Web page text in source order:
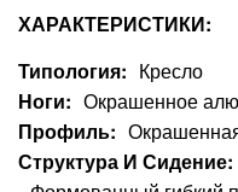
ХАРАКТЕРИСТИКИ:
Типология
Кресло
Ноги
Окрашенное
Профиль
Структура И Сидение